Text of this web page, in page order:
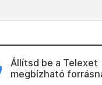
Állítsd be a Telexet
megbízható